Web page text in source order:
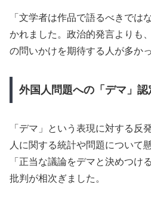
「文学者は作品で語るべきでは
かれました。政治的発言よりも
の問いかけを期待する人が多か
外国人問題への「デマ」
「デマ」という表現に対する反
人に関する統計や問題について
「正当な議論をデマと決めつけ
批判が相次ぎました。